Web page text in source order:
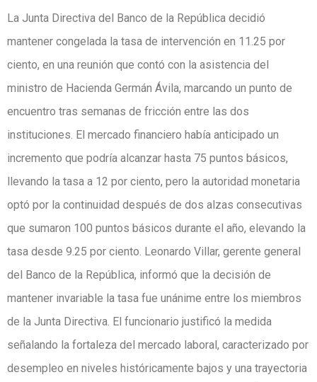
La Junta Directiva del Banco de la República decidió
mantener congelada la tasa de intervención en 11.25 por
ciento, en una reunión que contó con la asistencia del
ministro de Hacienda Germán Ávila, marcando un punto de
encuentro tras semanas de fricción entre las dos
instituciones. El mercado financiero había anticipado un
incremento que podría alcanzar hasta 75 puntos básicos,
llevando la tasa a 12 por ciento, pero la autoridad monetaria
optó por la continuidad después de dos alzas consecutivas
que sumaron 100 puntos básicos durante el año, elevando la
tasa desde 9.25 por ciento. Leonardo Villar, gerente general
del Banco de la República, informó que la decisión de
mantener invariable la tasa fue unánime entre los miembros
de la Junta Directiva. El funcionario justificó la medida
señalando la fortaleza del mercado laboral, caracterizado por
desempleo en niveles históricamente bajos y una trayectoria